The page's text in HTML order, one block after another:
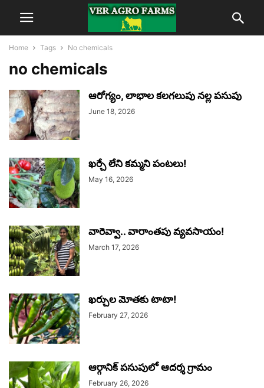
Home Tags No chemicals
no chemicals
ఆరోగ్యం, లాభాల కలగలుపు నల్ల పసుపు
June 18, 2026
ఖర్చే లేని కమ్మని పంటలు!
May 16, 2026
వారెవ్వా.. వారాంతపు వ్యవసాయం!
March 17, 2026
ఖర్చుల మోతకు టాటా!
February 27, 2026
ఆర్గానిక్‌ పసుపులో ఆదర్శ గ్రామం
February 26, 2026